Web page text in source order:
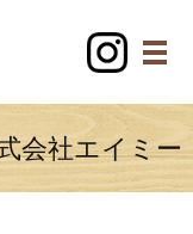
会社エイミー